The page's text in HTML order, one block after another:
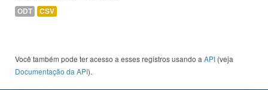
ODT CSV
Você também pode ter acesso a esses registros usando a API (veja
Documentação da API).